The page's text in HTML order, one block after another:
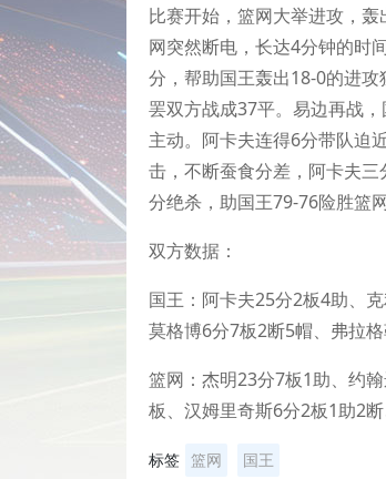
比赛开始，篮网大举进攻，
网突然断电，长达4分钟的时
分，帮助国王轰出18-0的进
罢双方战成37平。易边再战
主动。阿卡夫连得6分带队迫
击，不断蚕食分差，阿卡夫
分绝杀，助国王79-76险胜篮网
双方数据：
国王：阿卡夫25分2板4助、
莫格博6分7板2断5帽、弗拉
篮网：杰明23分7板1助、约
板、汉姆里奇斯6分2板1助2
标签 篮网 国王